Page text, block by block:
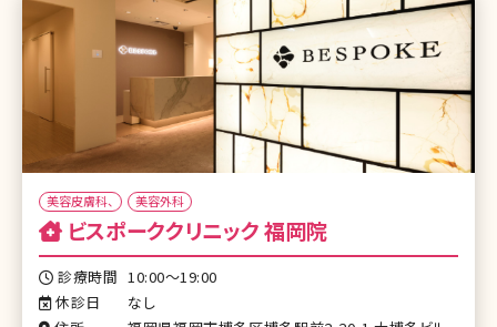
美容皮膚科、 美容外科
ビスポーククリニック 福岡院
診療時間 10:00〜19:00
休診日
なし